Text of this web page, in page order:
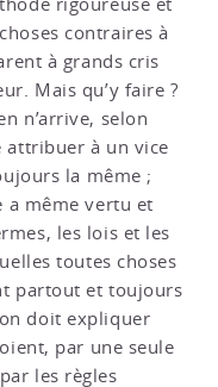
rigoureuse et
contraires à
à grands cris
Mais qu’y faire ?
n’arrive, selon
attribuer à un vice
la même ;
a même vertu et
les lois et les
toutes choses
partout et toujours
doit expliquer
par une seule
les règles